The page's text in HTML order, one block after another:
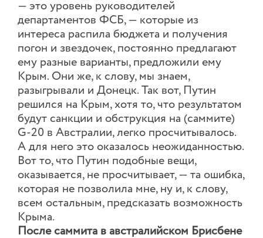
— это уровень руководителей
департаментов ФСБ, — которые из
интереса распила бюджета и получения
погон и звездочек, постоянно предлагают
ему разные варианты, предложили ему
Крым. Они же, к слову, мы знаем,
разыгрывали и Донецк. Так вот, Путин
решился на Крым, хотя то, что результатом
будут санкции и обструкция на (саммите)
G-20 в Австралии, легко просчитывалось.
А для него это оказалось неожиданностью.
Вот то, что Путин подобные вещи,
оказывается, не просчитывает, — та ошибка,
которая не позволила мне, ну и, к слову,
всем остальным, предсказать возможность
Крыма.
После саммита в австралийском Брисбене